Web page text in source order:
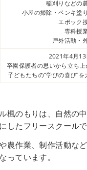
稲刈りなどの
小屋の掃除・ペンキ塗
エポック
専科授
戸外活動・
2021年4月
卒園保護者の思いから立ち
子どもたちの“学びの喜び”
楓のもりは、自然の
したフリースクールで
農作業、制作活動な
っています。